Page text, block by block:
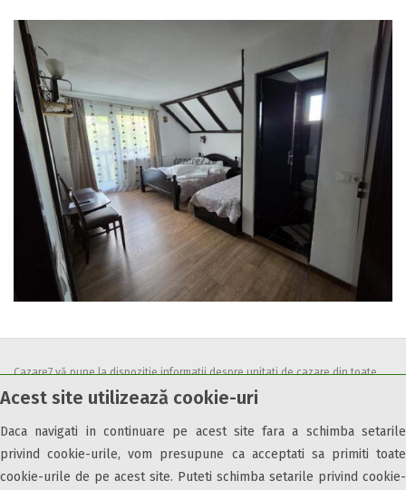
Acest site utilizează cookie-uri
Daca navigati in continuare pe acest site fara a schimba setarile
privind cookie-urile, vom presupune ca acceptati sa primiti toate
cookie-urile de pe acest site. Puteti schimba setarile privind cookie-
Cazare7 vă pune la dispozitie informatii despre unitati de cazare din toate
zonele turistice, oferte speciale, rezervari online.
condițiile